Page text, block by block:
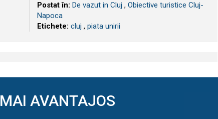
Postat în: De vazut in Cluj , Obiective turistice Cluj-
Napoca
Etichete: cluj , piata unirii
AVANTAJOS